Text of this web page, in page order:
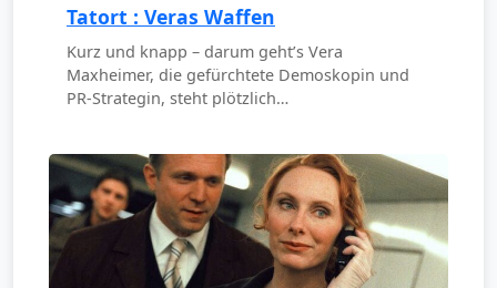
Tatort : Veras Waffen
Kurz und knapp – darum geht’s Vera
Maxheimer, die gefürchtete Demoskopin und
PR-Strategin, steht plötzlich…